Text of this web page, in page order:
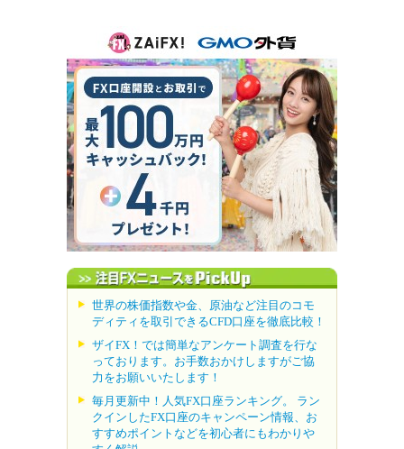
世界の株価指数や金、原油など注目のコモ
ディティを取引できるCFD口座を徹底比較！
ザイFX！では簡単なアンケート調査を行な
っております。お手数おかけしますがご協
力をお願いいたします！
毎月更新中！人気FX口座ランキング。 ラン
クインしたFX口座のキャンペーン情報、お
すすめポイントなどを初心者にもわかりや